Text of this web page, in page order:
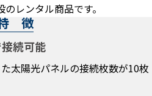
レンタル商品です。
徴
続可能
太陽光パネルの接続枚数が10枚